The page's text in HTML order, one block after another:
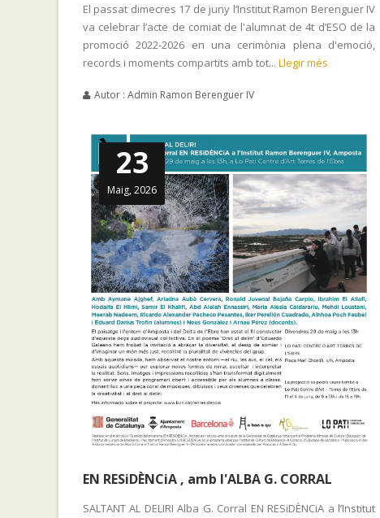
El passat dimecres 17 de juny l’Institut Ramon Berenguer IV
va celebrar l’acte de comiat de l'alumnat de 4t d’ESO de la
promoció 2022-2026 en una cerimònia plena d'emoció,
records i moments compartits amb tot... Llegir més
Autor : Admin Ramon Berenguer IV
23
Maig, 2026
EN RESiDÈNCiA , amb l'ALBA G. CORRAL
SALTANT AL DELIRI Alba G. Corral EN RESiDÈNCiA a l’Institut